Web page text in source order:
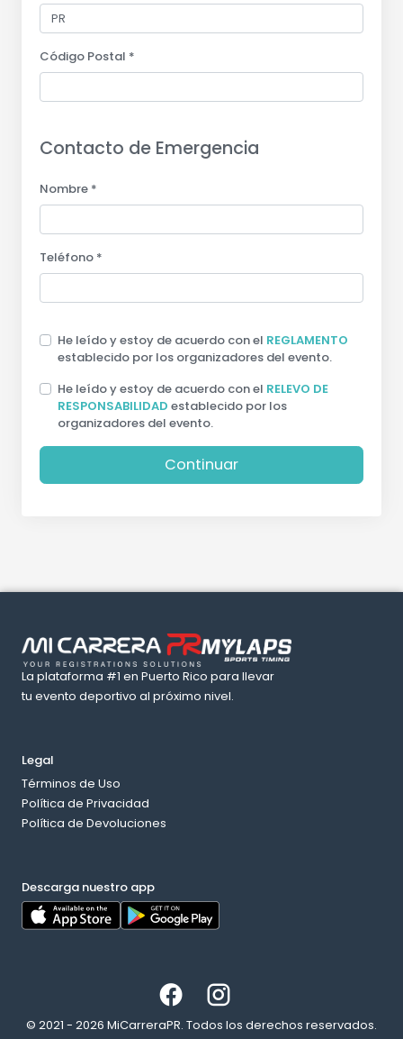
Código Postal *
Contacto de Emergencia
Nombre *
Teléfono *
He leído y estoy de acuerdo con el REGLAMENTO
establecido por los organizadores del evento.
He leído y estoy de acuerdo con el RELEVO DE
RESPONSABILIDAD establecido por los
organizadores del evento.
Continuar
La plataforma #1 en Puerto Rico para llevar
tu evento deportivo al próximo nivel.
Legal
Términos de Uso
Política de Privacidad
Política de Devoluciones
Descarga nuestro app
© 2021 - 2026 MiCarreraPR. Todos los derechos reservados.